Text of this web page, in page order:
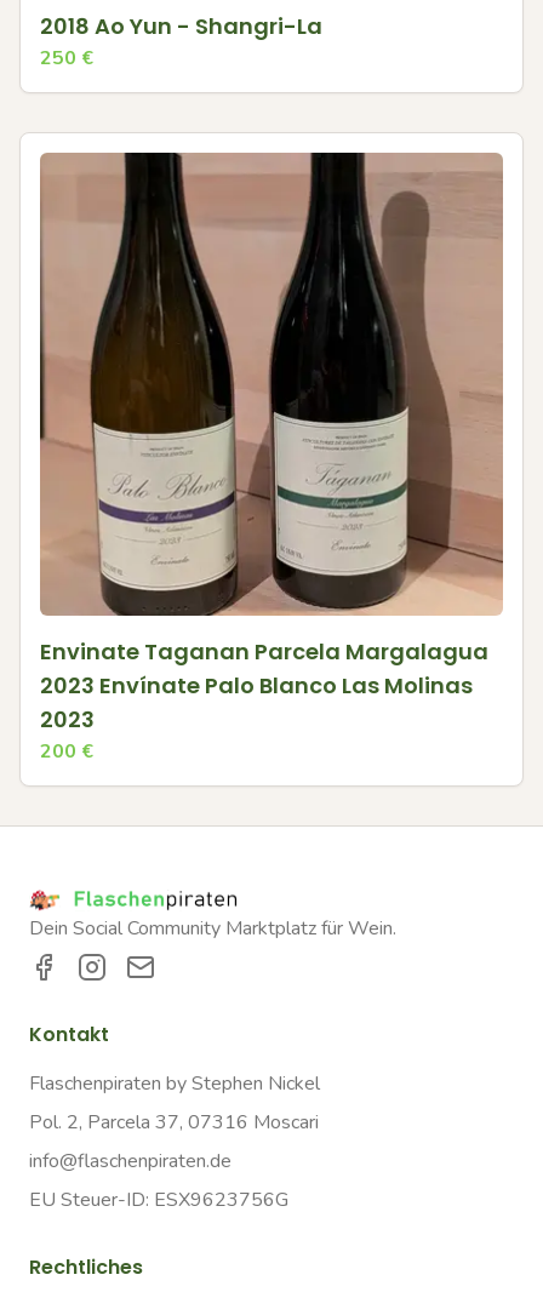
2018 Ao Yun - Shangri-La
250 €
Envinate Taganan Parcela Margalagua
2023 Envínate Palo Blanco Las Molinas
2023
200 €
Dein Social Community Marktplatz für Wein.
Kontakt
Flaschenpiraten by Stephen Nickel
Pol. 2, Parcela 37, 07316 Moscari
info@flaschenpiraten.de
EU Steuer-ID: ESX9623756G
Rechtliches